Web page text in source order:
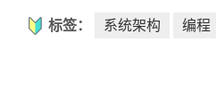
标签： 系统架构 编程